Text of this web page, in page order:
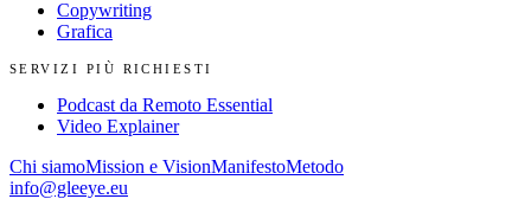
Copywriting
Grafica
SERVIZI PIÙ RICHIESTI
Podcast da Remoto Essential
Video Explainer
Chi siamoMission e VisionManifestoMetodo
info@gleeye.eu